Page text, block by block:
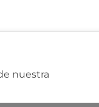
nuestra